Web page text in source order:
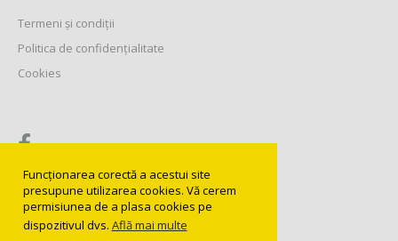
Funcționarea corectă a acestui site
presupune utilizarea cookies. Vă cerem
permisiunea de a plasa cookies pe
dispozitivul dvs. Află mai multe
Termeni și condiții
Politica de confidențialitate
Cookies